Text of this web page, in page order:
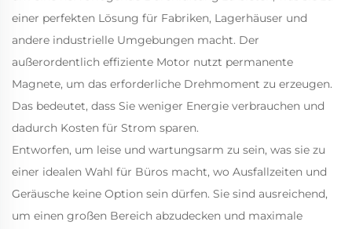
einer perfekten Lösung für Fabriken, Lagerhäuser und
andere industrielle Umgebungen macht. Der
außerordentlich effiziente Motor nutzt permanente
Magnete, um das erforderliche Drehmoment zu erzeugen.
Das bedeutet, dass Sie weniger Energie verbrauchen und
dadurch Kosten für Strom sparen.
Entworfen, um leise und wartungsarm zu sein, was sie zu
einer idealen Wahl für Büros macht, wo Ausfallzeiten und
Geräusche keine Option sein dürfen. Sie sind ausreichend,
um einen großen Bereich abzudecken und maximale